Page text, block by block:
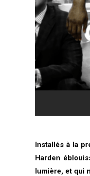
Installés à la
Harden
lumière, et qui